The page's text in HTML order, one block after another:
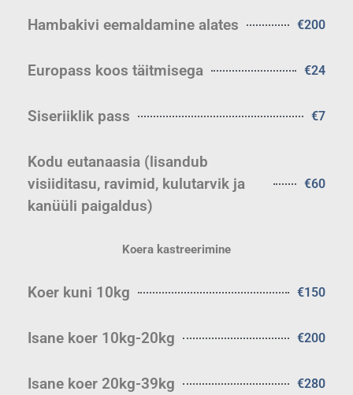
Hambakivi eemaldamine alates €200
Europass koos täitmisega €24
Siseriiklik pass €7
Kodu eutanaasia (lisandub
visiiditasu, ravimid, kulutarvik ja
kanüüli paigaldus)
€60
Koera kastreerimine
Koer kuni 10kg €150
Isane koer 10kg-20kg €200
Isane koer 20kg-39kg €280